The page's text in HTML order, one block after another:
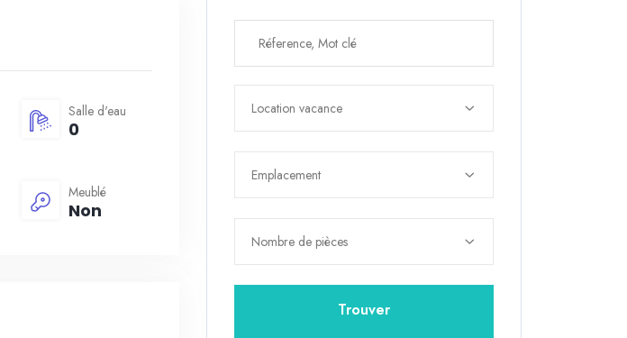
Salle d'eau
0
Meublé
Non
Location vacance
Emplacement
Nombre de pièces
Trouver